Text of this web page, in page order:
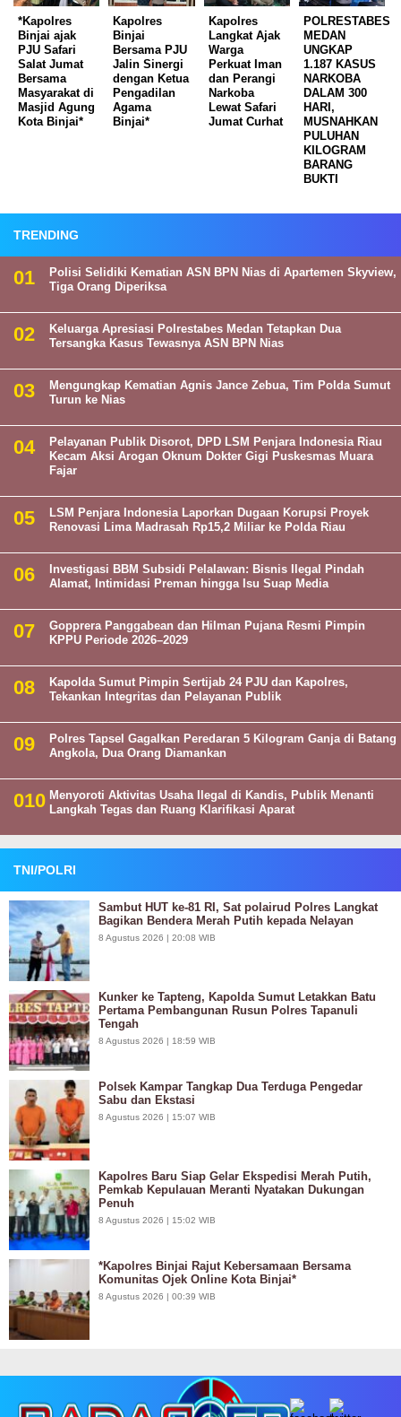
*Kapolres
Binjai ajak
PJU Safari
Salat Jumat
Bersama
Masyarakat di
Masjid Agung
Kota Binjai*
Kapolres
Binjai
Bersama PJU
Jalin Sinergi
dengan Ketua
Pengadilan
Agama
Binjai*
Kapolres
Langkat Ajak
Warga
Perkuat Iman
dan Perangi
Narkoba
Lewat Safari
Jumat Curhat
POLRESTABES
MEDAN
UNGKAP
1.187 KASUS
NARKOBA
DALAM 300
HARI,
MUSNAHKAN
PULUHAN
KILOGRAM
BARANG
BUKTI
TRENDING
Polisi Selidiki Kematian ASN BPN Nias di Apartemen Skyview,
Tiga Orang Diperiksa
Keluarga Apresiasi Polrestabes Medan Tetapkan Dua
Tersangka Kasus Tewasnya ASN BPN Nias
Mengungkap Kematian Agnis Jance Zebua, Tim Polda Sumut
Turun ke Nias
Pelayanan Publik Disorot, DPD LSM Penjara Indonesia Riau
Kecam Aksi Arogan Oknum Dokter Gigi Puskesmas Muara
Fajar
LSM Penjara Indonesia Laporkan Dugaan Korupsi Proyek
Renovasi Lima Madrasah Rp15,2 Miliar ke Polda Riau
Investigasi BBM Subsidi Pelalawan: Bisnis Ilegal Pindah
Alamat, Intimidasi Preman hingga Isu Suap Media
Gopprera Panggabean dan Hilman Pujana Resmi Pimpin
KPPU Periode 2026–2029
Kapolda Sumut Pimpin Sertijab 24 PJU dan Kapolres,
Tekankan Integritas dan Pelayanan Publik
Polres Tapsel Gagalkan Peredaran 5 Kilogram Ganja di Batang
Angkola, Dua Orang Diamankan
Menyoroti Aktivitas Usaha Ilegal di Kandis, Publik Menanti
Langkah Tegas dan Ruang Klarifikasi Aparat
TNI/POLRI
Sambut HUT ke-81 RI, Sat polairud Polres Langkat
Bagikan Bendera Merah Putih kepada Nelayan
8 Agustus 2026 | 20:08 WIB
Kunker ke Tapteng, Kapolda Sumut Letakkan Batu
Pertama Pembangunan Rusun Polres Tapanuli
Tengah
8 Agustus 2026 | 18:59 WIB
Polsek Kampar Tangkap Dua Terduga Pengedar
Sabu dan Ekstasi
8 Agustus 2026 | 15:07 WIB
Kapolres Baru Siap Gelar Ekspedisi Merah Putih,
Pemkab Kepulauan Meranti Nyatakan Dukungan
Penuh
8 Agustus 2026 | 15:02 WIB
*Kapolres Binjai Rajut Kebersamaan Bersama
Komunitas Ojek Online Kota Binjai*
8 Agustus 2026 | 00:39 WIB